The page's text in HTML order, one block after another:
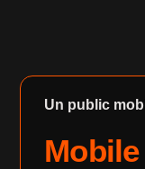
Un public
Mobile